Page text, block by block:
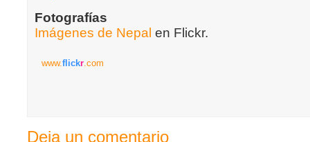
Fotografías
Imágenes de Nepal en Flickr.
www.flickr.com
Deja un comentario